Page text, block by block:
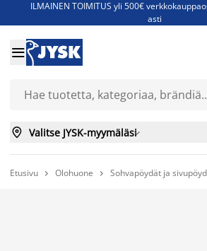
ILMAINEN TOIMITUS yli 500€
asti
Jenkkisänkyjä - Säästä jopa

 Valitse JYSK-myymäläsi
Etusivu  Olohuone  Sohvapöydät ja